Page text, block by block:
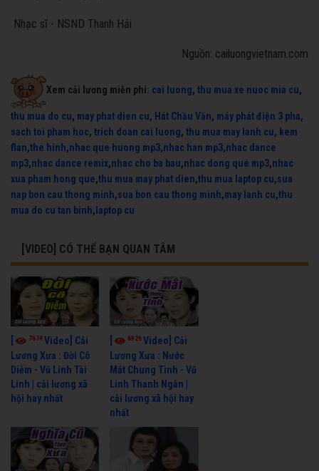
Nhạc sĩ - NSND Thanh Hải
Nguồn: cailuongvietnam.com
Xem cải lương miễn phí: cai luong, thu mua xe nuoc mia cu,
thu mua do cu, may phat dien cu, Hát Chầu Văn, máy phát điện 3 pha,
sach toi pham hoc, trich doan cai luong, thu mua may lanh cu, kem
flan,the hinh,nhac que huong mp3,nhac han mp3,nhac dance
mp3,nhac dance remix,nhac cho ba bau,nhac dong que mp3,nhac
xua pham hong que,thu mua may phat dien,thu mua laptop cu,sua
nap bon cau thong minh,sua bon cau thong minh,may lanh cu,thu
mua do cu tan binh, laptop cu
[VIDEO] CÓ THỂ BẠN QUAN TÂM
7674Video] Cải
Lương Xưa : Đời Cô
Diễm - Vũ Linh Tài
Linh | cải lương xã
hội hay nhất
6926Video] Cải
Lương Xưa : Nước
Mắt Chung Tình - Vũ
Linh Thanh Ngân |
cải lương xã hội hay
nhất